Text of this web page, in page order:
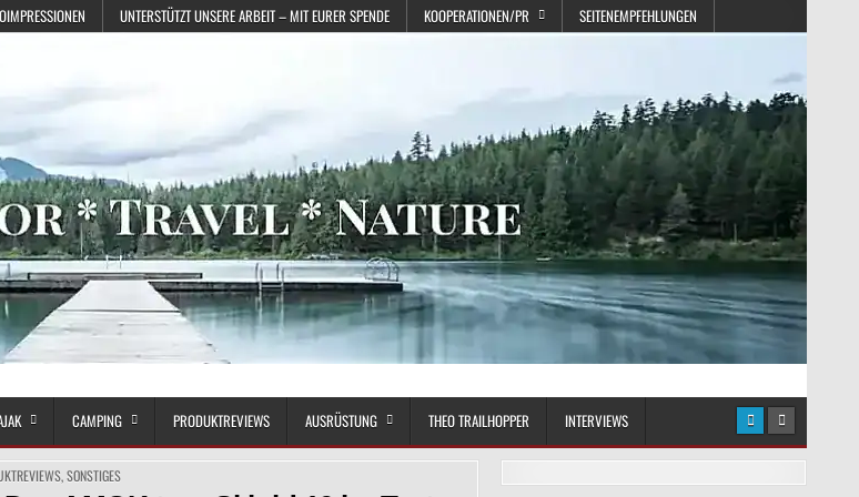
UNTERSTÜTZT UNSERE ARBEIT – MIT EURER SPENDE KOOPERATIONEN/PR SEITENEMPFEHLUNGEN
CAMPING PRODUKTREVIEWS AUSRÜSTUNG THEO TRAILHOPPER INTERVIEWS
,SONSTIGES